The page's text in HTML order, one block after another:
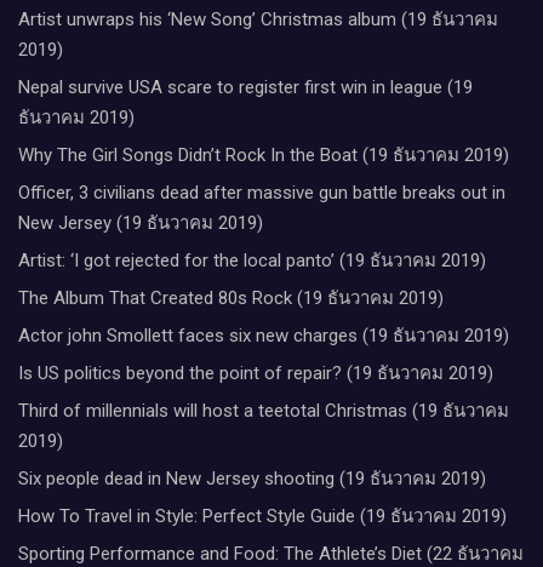
Artist unwraps his ‘New Song’ Christmas album (19 ธันวาคม
2019)
Nepal survive USA scare to register first win in league (19
ธันวาคม 2019)
Why The Girl Songs Didn’t Rock In the Boat (19 ธันวาคม 2019)
Officer, 3 civilians dead after massive gun battle breaks out in
New Jersey (19 ธันวาคม 2019)
Artist: ‘I got rejected for the local panto’ (19 ธันวาคม 2019)
The Album That Created 80s Rock (19 ธันวาคม 2019)
Actor john Smollett faces six new charges (19 ธันวาคม 2019)
Is US politics beyond the point of repair? (19 ธันวาคม 2019)
Third of millennials will host a teetotal Christmas (19 ธันวาคม
2019)
Six people dead in New Jersey shooting (19 ธันวาคม 2019)
How To Travel in Style: Perfect Style Guide (19 ธันวาคม 2019)
Sporting Performance and Food: The Athlete’s Diet (22 ธันวาคม